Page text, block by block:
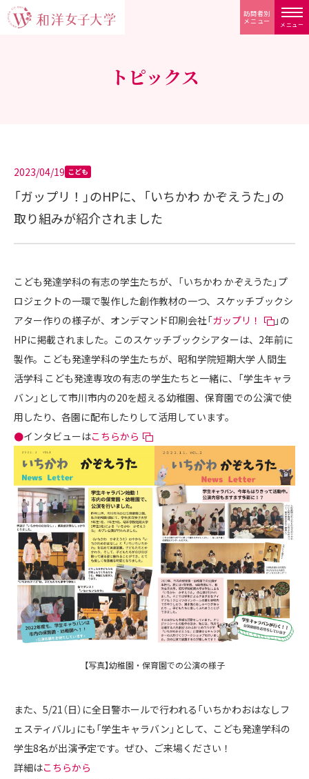
メニュー
訪問者別
メニュー
トピックス
2023/04/19 こども
「ガップリ！」のHPに、「いちかわ かぞえうた」の
取り組みが紹介されました
こども発達学科の有志の学生たちが、「いちかわ かぞえうた」プ
ロジェクトの一環で製作した創作教材の一つ、スケッチブックシ
アター作りの様子が、オンデマンド印刷会社「ガップリ！
」の
HPに掲載されました。このスケッチブックシアターは、2年前に
製作。こども発達学科の学生たちが、昭和学院短期大学 人間生
活学科 こども発達専攻の有志の学生たちと一緒に、「学生キャラ
バン」として市川市内の20を超える幼稚園、保育園での公演で使
用したり、各園に配布したりして活用しています。
●インタビューはこちらから
【写真】幼稚園・保育園での公演の様子
また、5/21（日）に全日警ホールで行われる「いちかわおはなしフ
ェスティバル」にも「学生キャラバン」として、こども発達学科の
学生8名が出演予定です。ぜひ、ご来場ください！
詳細はこちらから